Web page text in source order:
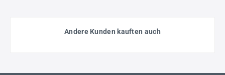
Andere Kunden kauften auch